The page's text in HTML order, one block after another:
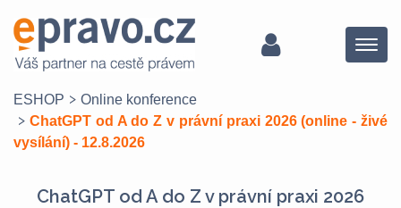
Menu
ESHOP
Online konference
ChatGPT od A do Z v právní praxi 2026 (online - živé
vysílání) - 12.8.2026
ChatGPT od A do Z v právní praxi 2026